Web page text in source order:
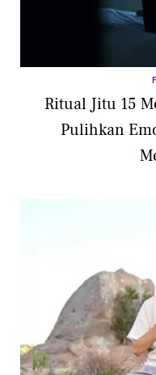
Ritual Jitu 15
Pulihkan